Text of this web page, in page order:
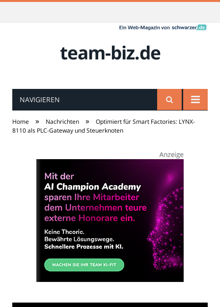
team-biz.de
NAVIGIEREN
Home » Nachrichten »
Optimiert für Smart Factories: LYNX-
8110 als PLC-Gateway und Steuerknoten